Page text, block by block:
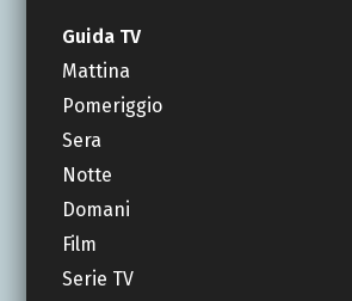
Guida TV
Mattina
Pomeriggio
Sera
Notte
Domani
Film
Serie TV